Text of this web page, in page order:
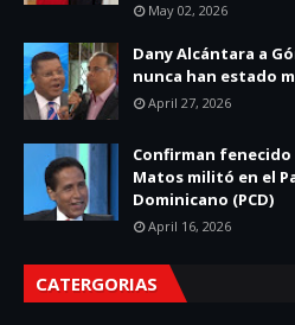
May 02, 2026
Dany Alcántara a
nunca han estado
April 27, 2026
Confirman
Matos militó en el
Dominicano (PCD)
April 16, 2026
CATERGORIAS